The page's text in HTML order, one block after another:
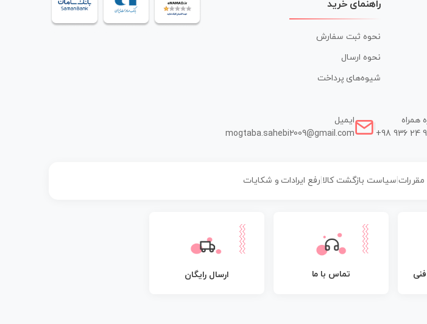
راهنمای خرید
نحوه ثبت سفارش
نحوه ارسال
شیوه‌های پرداخت
همراه
+98 936 24
ایمیل
mogtaba.sahebi2009@gmail.com
مقررات سیاست بازگشت کالا رفع ایرادات و شکایات
تماس با ما ارسال رایگان